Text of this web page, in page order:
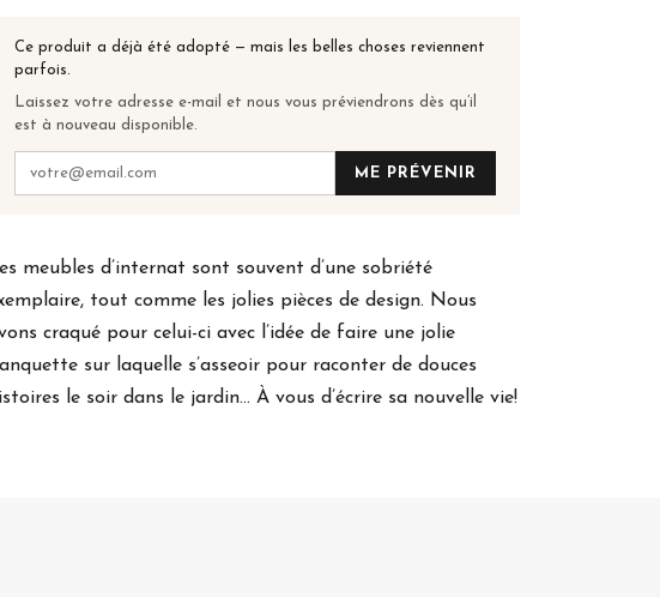
Ce produit a déjà été adopté — mais les belles choses reviennent
parfois.
Laissez votre adresse e-mail et nous vous préviendrons dès qu’il
est à nouveau disponible.
ME PRÉVENIR
meubles d’internat sont souvent d’une sobriété
tout comme les jolies pièces de design. Nous
craqué pour celui-ci avec l’idée de faire une jolie
sur laquelle s’asseoir pour raconter de douces
le soir dans le jardin... À vous d’écrire sa nouvelle vie!